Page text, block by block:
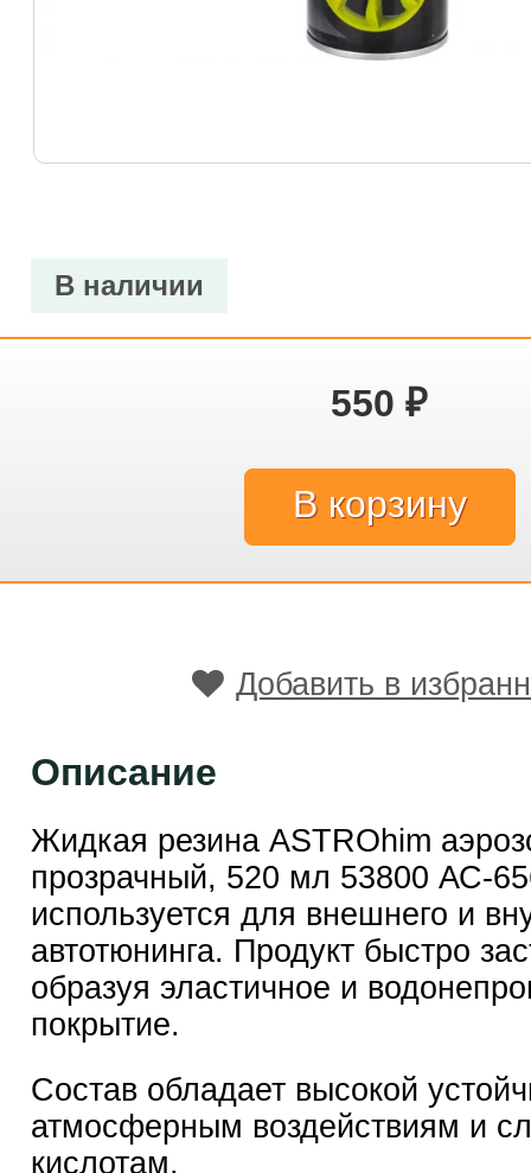
В наличии
550 ₽
Добавить в
Описание
Жидкая резина ASTROhim
прозрачный, 520 мл 53800 АС-
используется для внешнего и
автотюнинга. Продукт быстро
образуя эластичное и
покрытие.
Состав обладает высокой
атмосферным воздействиям и
кислотам.